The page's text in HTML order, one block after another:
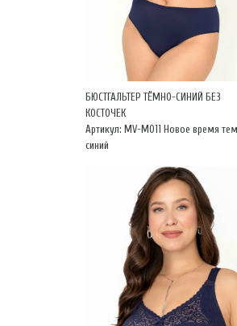
БЮСТГАЛЬТЕР ТЁМНО-СИНИЙ БЕЗ
КОСТОЧЕК
Артикул: MV-М011 Новое время
синий